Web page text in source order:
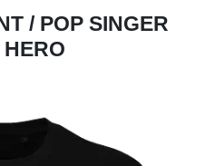
/ POP SINGER